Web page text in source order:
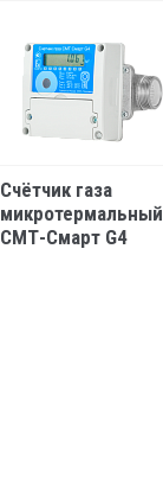
Счётчик газа
микротермальный
СМТ-Смарт G4